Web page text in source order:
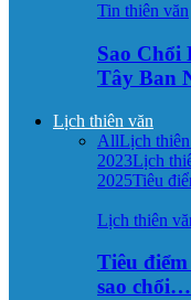
Tin thiên văn
Sao Chổi
Tây Ban
Lịch thiên văn
AllLịch
2023Lịch
2025Tiêu
Lịch thiên
Tiêu
sao chổi…